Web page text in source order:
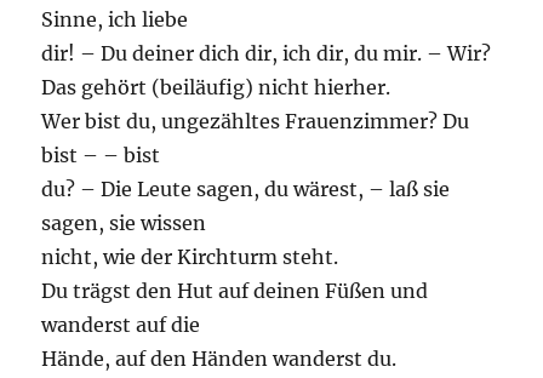
Sinne, ich liebe
dir! – Du deiner dich dir, ich dir, du mir. – Wir?
Das gehört (beiläufig) nicht hierher.
Wer bist du, ungezähltes Frauenzimmer? Du
bist – – bist
du? – Die Leute sagen, du wärest, – laß sie
sagen, sie wissen
nicht, wie der Kirchturm steht.
Du trägst den Hut auf deinen Füßen und
wanderst auf die
Hände, auf den Händen wanderst du.